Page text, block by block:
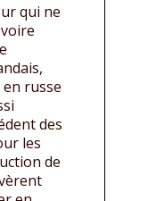
qui ne
en russe
des
les
de